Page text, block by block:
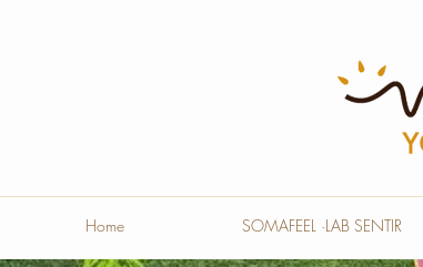
Home SOMAFEEL ·LAB SENTIR